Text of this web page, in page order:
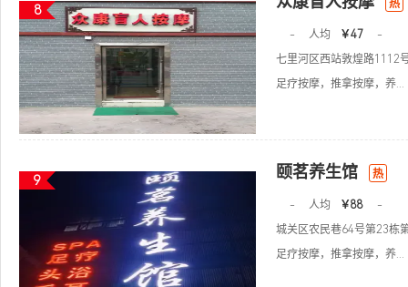
8 热
- 人均 ￥47
-
七里河区西站敦煌路1112
足疗按摩，推拿按摩，养...
9 颐茗养生馆 热
- 人均 ￥88
-
城关区农民巷64号第23栋
足疗按摩，推拿按摩，养...